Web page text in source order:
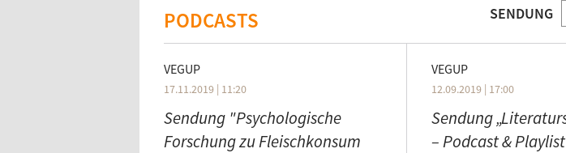
PODCASTS SENDUNG
VEGUP
17.11.2019 | 11:20
Sendung "Psychologische
Forschung zu Fleischkonsum
VEGUP
12.09.2019 | 17:00
Sendung
– Podcast & Playlist